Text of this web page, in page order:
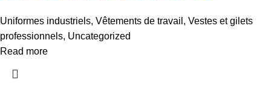
Uniformes industriels, Vêtements de travail , Vestes et gilets
professionnels, Uncategorized
Read more